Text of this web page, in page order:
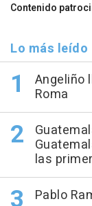
Contenido
Lo más leído
Angeliño
Roma
las
Pablo